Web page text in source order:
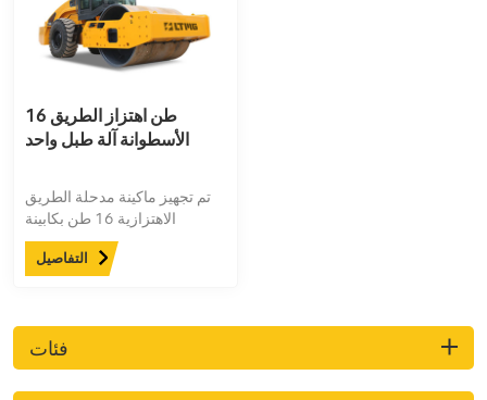
16 طن اهتزاز الطريق
الأسطوانة آلة طبل واحد
تم تجهيز ماكينة مدحلة الطريق
الاهتزازية 16 طن بكابينة
ومحرك Weichai بشكل قياسي،
ويمكن تجهيزها بمكيف هواء
التشغيل المختلفة.
التفاصيل
فئات